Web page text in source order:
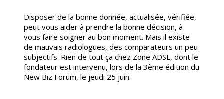
Disposer de la bonne donnée, actualisée, vérifiée,
peut vous aider à prendre la bonne décision, à
vous faire soigner au bon moment. Mais il existe
de mauvais radiologues, des comparateurs un peu
subjectifs. Rien de tout ça chez Zone ADSL, dont le
fondateur est intervenu, lors de la 3ème édition du
New Biz Forum, le jeudi 25 juin.